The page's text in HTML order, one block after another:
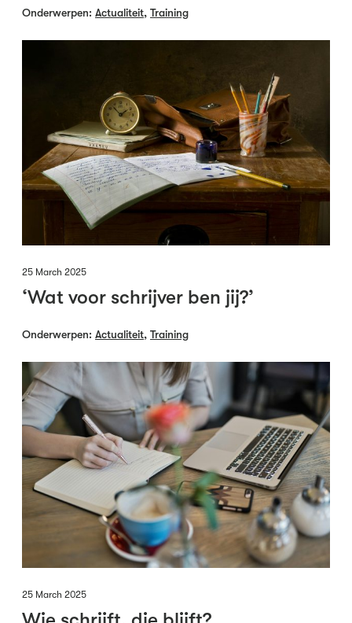
Onderwerpen: Actualiteit, Training
25 March 2025
‘Wat voor schrijver ben jij?’
Onderwerpen: Actualiteit, Training
25 March 2025